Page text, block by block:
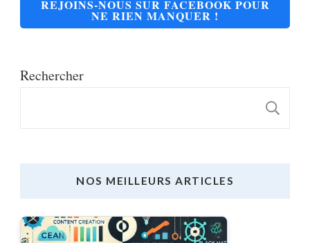
REJOINS-NOUS SUR FACEBOOK POUR
NE RIEN MANQUER !
Rechercher
NOS MEILLEURS ARTICLES